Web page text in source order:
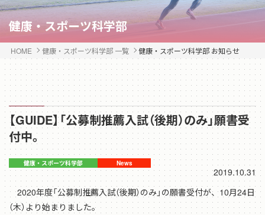
健康・スポーツ科学部
HOME 健康・スポーツ科学部 一覧 健康・スポーツ科学部 お知らせ
【GUIDE】「公募制推薦入試（後期）のみ」願書受
付中。
2019.10.31
2020年度「公募制推薦入試（後期）のみ」の願書受付が、10月24日
（木）より始まりました。